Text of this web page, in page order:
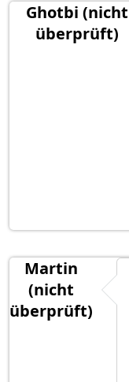
Ghotbi (nicht
überprüft)
Martin
(nicht
überprüft)